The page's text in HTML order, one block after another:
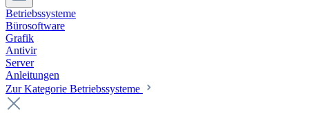
Betriebssysteme
Bürosoftware
Grafik
Antivir
Server
Anleitungen
Zur Kategorie Betriebssysteme